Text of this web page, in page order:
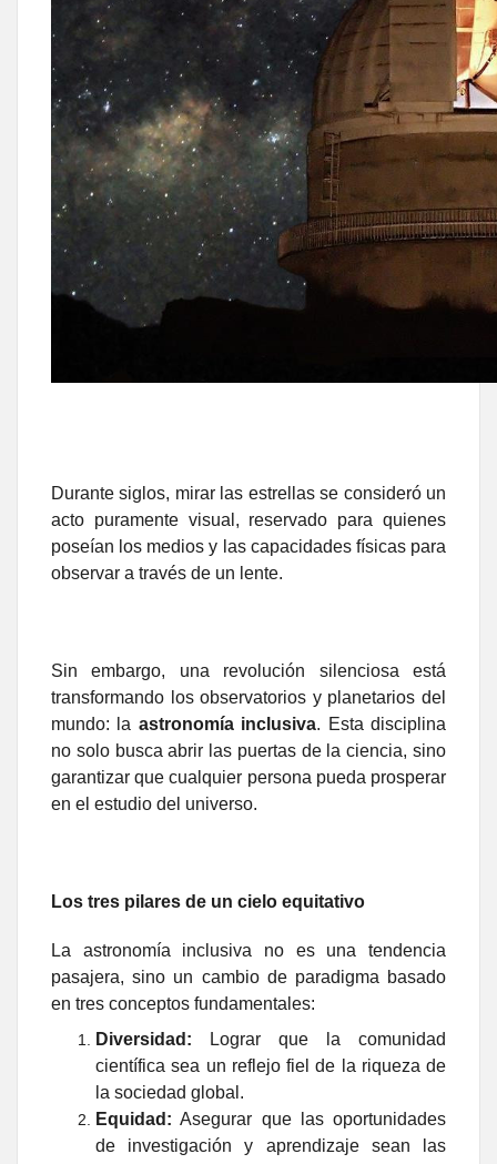
Durante siglos, mirar las estrellas se consideró un
acto puramente visual, reservado para quienes
poseían los medios y las capacidades físicas para
observar a través de un lente.
Sin embargo, una revolución silenciosa está
transformando los observatorios y planetarios del
mundo: la astronomía inclusiva. Esta disciplina
no solo busca abrir las puertas de la ciencia, sino
garantizar que cualquier persona pueda prosperar
en el estudio del universo.
Los tres pilares de un cielo equitativo
La astronomía inclusiva no es una tendencia
pasajera, sino un cambio de paradigma basado
en tres conceptos fundamentales:
Diversidad: Lograr que la comunidad
científica sea un reflejo fiel de la riqueza de
la sociedad global.
Equidad: Asegurar que las oportunidades
de investigación y aprendizaje sean las